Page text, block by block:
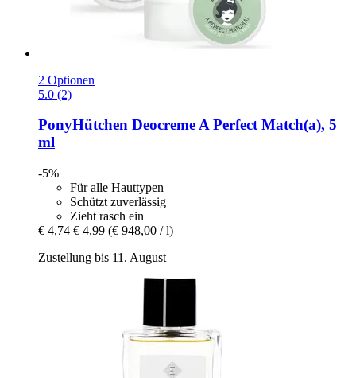
2 Optionen
5.0 (2)
PonyHütchen Deocreme A Perfect Match(a), 5
ml
-5%
Für alle Hauttypen
Schützt zuverlässig
Zieht rasch ein
€ 4,74 € 4,99 (€ 948,00 / l)
Zustellung bis 11. August